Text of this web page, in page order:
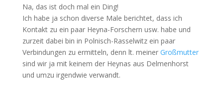
Na, das ist doch mal ein Ding!
Ich habe ja schon diverse Male berichtet, dass ich
Kontakt zu ein paar Heyna-Forschern usw. habe und
zurzeit dabei bin in Polnisch-Rasselwitz ein paar
Verbindungen zu ermitteln, denn lt. meiner Großmutter
sind wir ja mit keinem der Heynas aus Delmenhorst
und umzu irgendwie verwandt.